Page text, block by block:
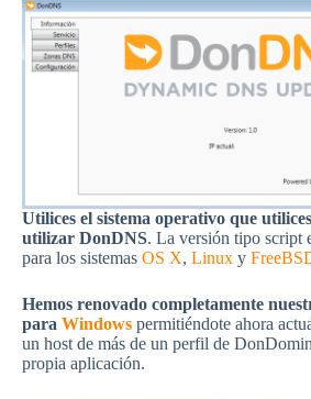
Utilices el sistema operativo que
utilizar DonDNS. La versión tipo script
para los sistemas OS X, Linux y
Hemos renovado completamente
para Windows permitiéndote ahora
un host de más de un perfil de
propia aplicación.